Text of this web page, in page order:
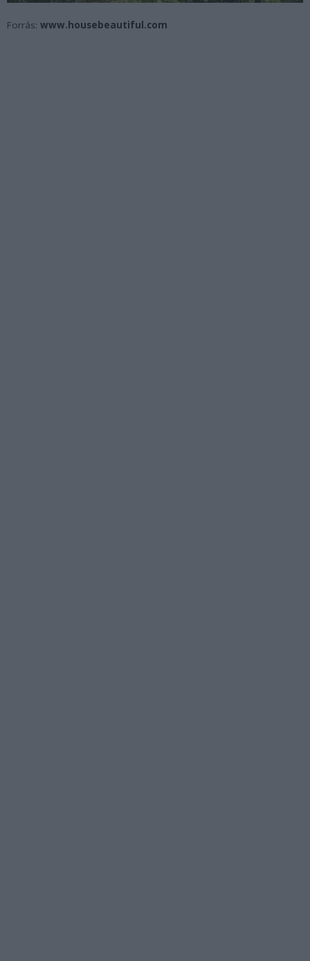
Forrás: www.housebeautiful.com